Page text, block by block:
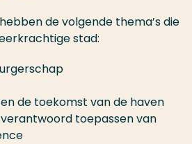
de volgende thema’s die
stad:
de toekomst van de haven
toepassen van